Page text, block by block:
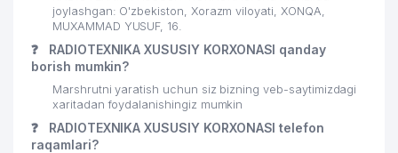
joylashgan: O'zbekiston, Xorazm viloyati, XONQA,
MUXAMMAD YUSUF, 16.
❓
RADIOTEXNIKA XUSUSIY KORXONASI qanday
borish mumkin?
Marshrutni yaratish uchun siz bizning veb-saytimizdagi
xaritadan foydalanishingiz mumkin
❓
RADIOTEXNIKA XUSUSIY KORXONASI telefon
raqamlari?